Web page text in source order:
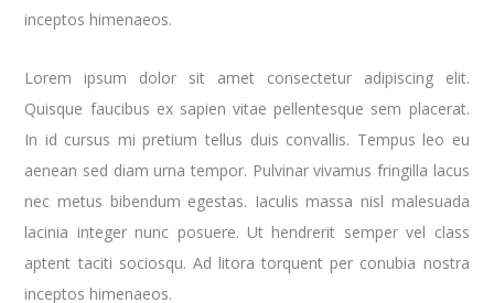
inceptos himenaeos.
Lorem ipsum dolor sit amet consectetur adipiscing elit.
Quisque faucibus ex sapien vitae pellentesque sem placerat.
In id cursus mi pretium tellus duis convallis. Tempus leo eu
aenean sed diam urna tempor. Pulvinar vivamus fringilla lacus
nec metus bibendum egestas. Iaculis massa nisl malesuada
lacinia integer nunc posuere. Ut hendrerit semper vel class
aptent taciti sociosqu. Ad litora torquent per conubia nostra
inceptos himenaeos.